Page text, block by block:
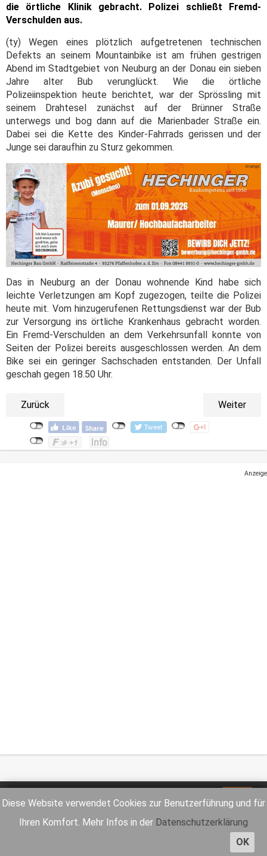
Diese Website verwendet Cookies zur Benutzerführung und für
Ihren Komfort. Mehr Infos in der Datenschutzerklärung
OK
die örtliche Klinik gebracht. Polizei schließt Fremd-
Verschulden aus.
(ty) Wegen eines plötzlich aufgetretenen technischen
Defekts an seinem Mountainbike ist am frühen gestrigen
Abend im Stadtgebiet von Neuburg an der Donau ein sieben
Jahre alter Bub verunglückt. Wie die örtliche
Polizeiinspektion heute berichtet, war der Sprössling mit
seinem Drahtesel zunächst auf der Brünner Straße
unterwegs und bog dann auf die Marienbader Straße ein.
Dabei sei die Kette des Kinder-Fahrrads gerissen und der
Junge sei daraufhin zu Sturz gekommen.
Das in Neuburg an der Donau wohnende Kind habe sich
leichte Verletzungen am Kopf zugezogen, teilte die Polizei
heute mit. Vom hinzugerufenen Rettungsdienst war der Bub
zur Versorgung ins örtliche Krankenhaus gebracht worden.
Ein Fremd-Verschulden an dem Verkehrsunfall konnte von
Seiten der Polizei bereits ausgeschlossen werden. An dem
Bike sei ein geringer Sachschaden entstanden. Der Unfall
geschah gegen 18.50 Uhr.
Zurück Weiter
Anzeige